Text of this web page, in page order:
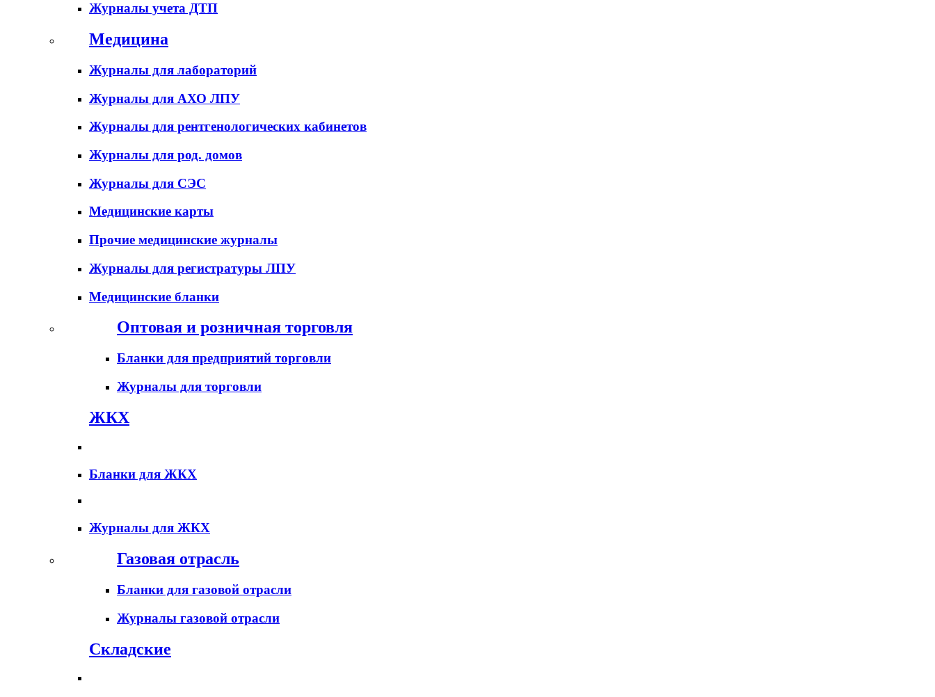
Журналы учета ДТП
Медицина
Журналы для лабораторий
Журналы для АХО ЛПУ
Журналы для рентгенологических кабинетов
Журналы для род. домов
Журналы для СЭС
Медицинские карты
Прочие медицинские журналы
Журналы для регистратуры ЛПУ
Медицинские бланки
Оптовая и розничная торговля
Бланки для предприятий торговли
Журналы для торговли
ЖКХ
Бланки для ЖКХ
Журналы для ЖКХ
Газовая отрасль
Бланки для газовой отрасли
Журналы газовой отрасли
Складские